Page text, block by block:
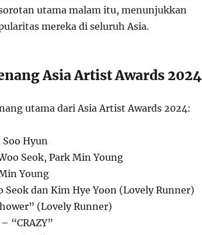
utama malam itu, menunjukkan
mereka di seluruh Asia.
Asia Artist Awards 2024
utama dari Asia Artist Awards 2024:
Hyun
Seok, Park Min Young
Young
Seok dan Kim Hye Yoon (Lovely Runner)
(Lovely Runner)
“CRAZY”